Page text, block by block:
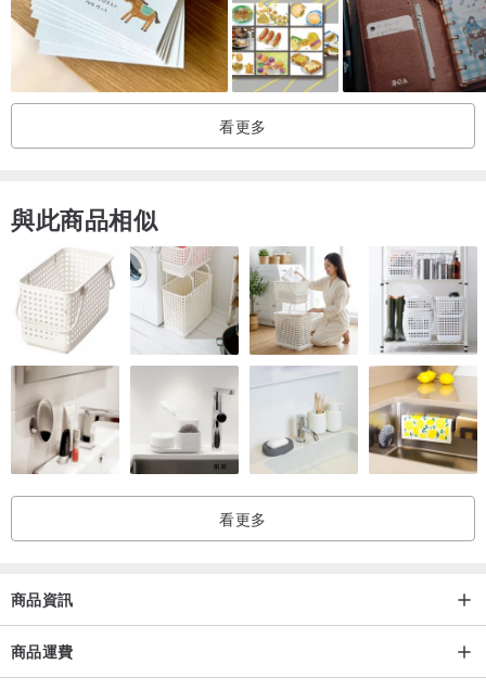
【退換貨注意事項】
＊商品照已盡力呈現實物色澤，
然依螢幕裝置不同，可能存在些許顯色差異。
如相當介意色差，請考慮後再下單。
如於七天鑑賞期（含例假日）內欲退貨，
必須保持全新狀態及完整內外包裝、膠帶等，否則恕不接受退貨。
＊由於國際運送手續繁複，
除經設計館認定之瑕疵商品退換，
海外購物退換貨一律由買家自付運費。
看更多
與此商品相似
看更多
商品資訊
商品運費